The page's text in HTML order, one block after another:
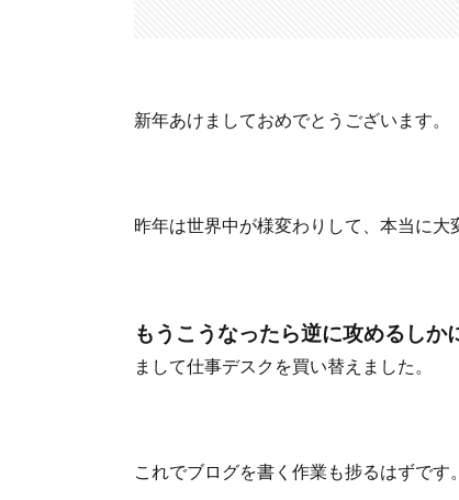
新年あけましておめでとうございます。
昨年は世界中が様変わりして、本当に大
もうこうなったら逆に攻めるしか
まして仕事デスクを買い替えました。
これでブログを書く作業も捗るはずです。